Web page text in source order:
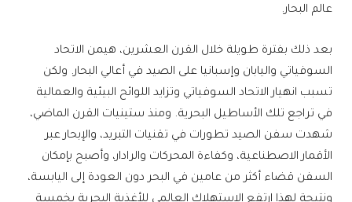
عالم البحار.
بعد ذلك بفترة طويلة خلال القرن العشرين، هيمن الاتحاد
السوفياتي واليابان وإسبانيا على الصيد في أعالي البحار. ولكن
تسبب انهيار الاتحاد السوفياتي وتزايد اللوائح البيئية والعمالية
في تراجع تلك الأساطيل البحرية. ومنذ ستينيات القرن الماضي،
شهدت سفن الصيد تطورات في تقنيات التبريد، والإبحار عبر
الأقمار الاصطناعية، وكفاءة المحركات والرادار، وأصبح بإمكان
السفن قضاء أكثر من عامين في البحر دون العودة إلى اليابسة،
ونتيجة لهذا ارتفع الاستهلاك العالمي للأغذية البحرية بخمسة